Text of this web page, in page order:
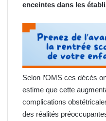
enceintes dans les
Selon l’OMS ces décès
estime que cette
complications
des réalités